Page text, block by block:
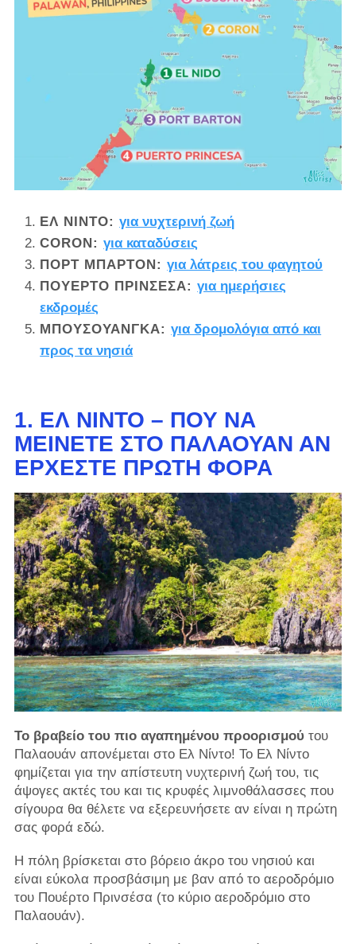
ΕΛ ΝΊΝΤΟ:για νυχτερινή ζωή
CORON:για καταδύσεις
ΠΟΡΤ ΜΠΆΡΤΟΝ:για λάτρεις του φαγητού
ΠΟΥΈΡΤΟ ΠΡΙΝΣΈΣΑ:για ημερήσιες
εκδρομές
ΜΠΟΥΣΟΥΆΝΓΚΑ:για δρομολόγια από και
προς τα νησιά
1. ΕΛ ΝΊΝΤΟ – ΠΟΎ ΝΑ
ΜΕΊΝΕΤΕ ΣΤΟ ΠΑΛΑΟΥΆΝ ΑΝ
ΈΡΧΕΣΤΕ ΠΡΏΤΗ ΦΟΡΆ
Το βραβείο του πιο αγαπημένου προορισμούτου
Παλαουάν απονέμεται στο Ελ Νίντο! Το Ελ Νίντο
φημίζεται για την απίστευτη νυχτερινή ζωή του, τις
άψογες ακτές του και τις κρυφές λιμνοθάλασσες που
σίγουρα θα θέλετε να εξερευνήσετε αν είναι η πρώτη
σας φορά εδώ.
Η πόλη βρίσκεται στο βόρειο άκρο του νησιού και
είναι εύκολα προσβάσιμη με βαν από το αεροδρόμιο
του Πουέρτο Πρινσέσα (το κύριο αεροδρόμιο στο
Παλαουάν).